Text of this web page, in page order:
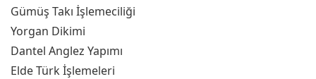
Gümüş Takı İşlemeciliği
Yorgan Dikimi
Dantel Anglez Yapımı
Elde Türk İşlemeleri